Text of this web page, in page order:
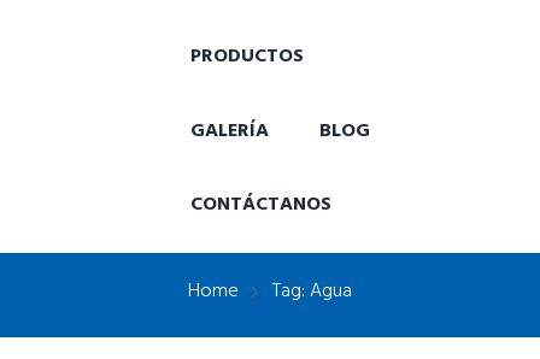
PRODUCTOS
GALERÍA BLOG
CONTÁCTANOS
Home Tag: Agua